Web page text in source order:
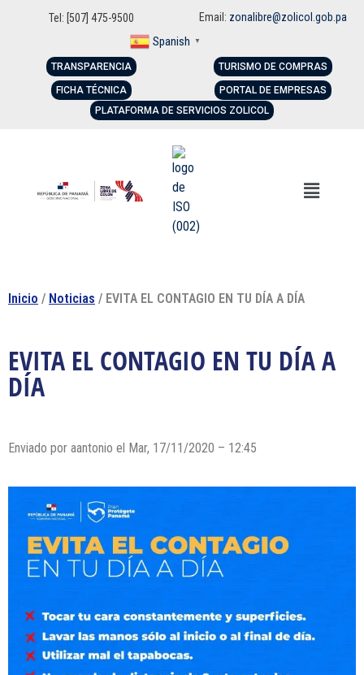
Tel: [507] 475-9500 Email: zonalibre@zolicol.gob.pa
Spanish ▼
TRANSPARENCIA
FICHA TÉCNICA
TURISMO DE COMPRAS
PORTAL DE EMPRESAS
PLATAFORMA DE SERVICIOS ZOLICOL
Inicio / Noticias / EVITA EL CONTAGIO EN TU DÍA A DÍA
EVITA EL CONTAGIO EN TU DÍA A
DÍA
Enviado por aantonio el Mar, 17/11/2020 – 12:45